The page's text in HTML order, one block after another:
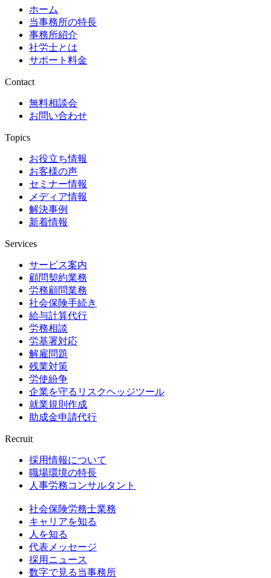
ホーム
当事務所の特長
事務所紹介
社労士とは
サポート料金
Contact
無料相談会
お問い合わせ
Topics
お役立ち情報
お客様の声
セミナー情報
メディア情報
解決事例
新着情報
Services
サービス案内
顧問契約業務
労務顧問業務
社会保険手続き
給与計算代行
労務相談
労基署対応
解雇問題
残業対策
労使紛争
企業を守るリスクヘッジツール
就業規則作成
助成金申請代行
Recruit
採用情報について
職場環境の特長
人事労務コンサルタント
社会保険労務士業務
キャリアを知る
人を知る
代表メッセージ
採用ニュース
数字で見る当事務所